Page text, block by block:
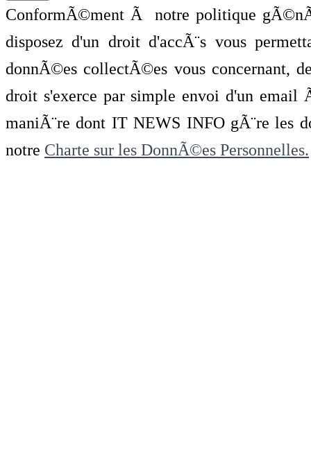
ConformÃ©ment Ã notre politique
disposez d'un droit d'accÃ¨s vous
donnÃ©es collectÃ©es vous concernant,
droit s'exerce par simple envoi d'un
maniÃ¨re dont IT NEWS INFO gÃ¨re les
notre Charte sur les DonnÃ©es Personnelles.